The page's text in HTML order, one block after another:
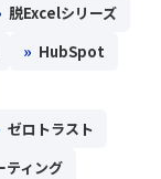
脱Excelシリーズ
» HubSpot
ゼロトラスト
ティング